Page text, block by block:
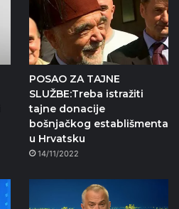
POSAO ZA TAJNE
SLUŽBE:Treba istražiti
tajne donacije
bošnjačkog establišmenta
u Hrvatsku
14/11/2022